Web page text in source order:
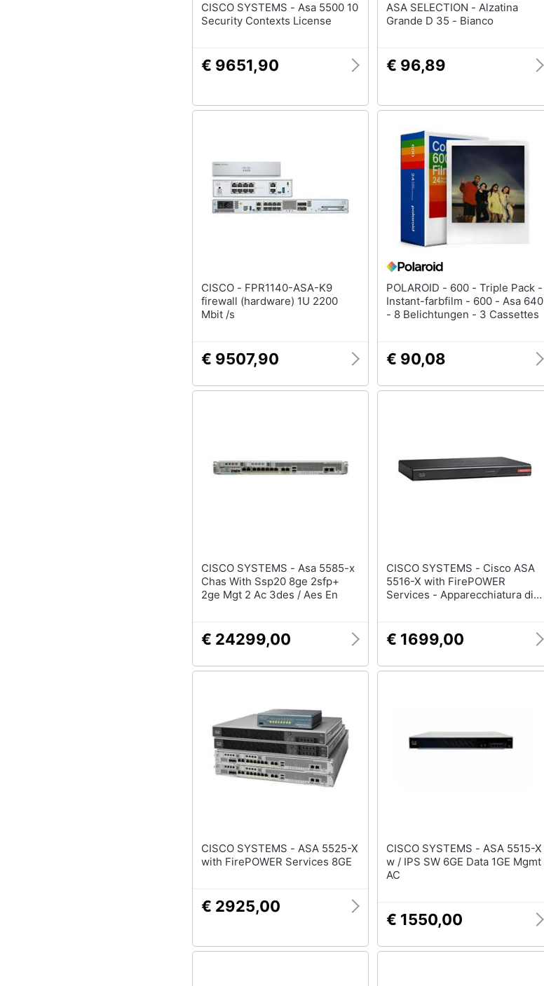
CISCO SYSTEMS - Asa 5500 10
Security Contexts License
€ 9651,90
ASA SELECTION - Alzatina
Grande D 35 - Bianco
€ 96,89
CISCO - FPR1140-ASA-K9
firewall (hardware) 1U 2200
Mbit /s
€ 9507,90
POLAROID - 600 - Triple Pack -
Instant-farbfilm - 600 - Asa 640
- 8 Belichtungen - 3 Cassettes
€ 90,08
CISCO SYSTEMS - Asa 5585-x
Chas With Ssp20 8ge 2sfp+
2ge Mgt 2 Ac 3des / Aes En
€ 24299,00
CISCO SYSTEMS - Cisco ASA
5516-X with FirePOWER
Services - Apparecchiatura di
€ 1699,00
CISCO SYSTEMS - ASA 5525-X
with FirePOWER Services 8GE
€ 2925,00
CISCO SYSTEMS - ASA 5515-X
w / IPS SW 6GE Data 1GE Mgmt
AC
€ 1550,00